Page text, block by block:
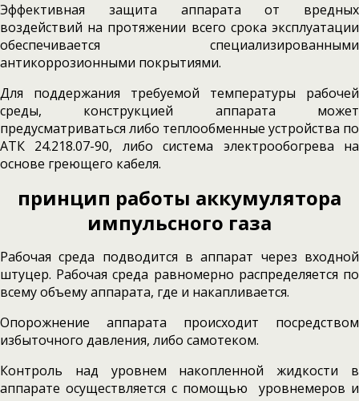
Эффективная защита аппарата от вредных
воздействий на протяжении всего срока эксплуатации
обеспечивается специализированными
антикоррозионными покрытиями.
Для поддержания требуемой температуры рабочей
среды, конструкцией аппарата может
предусматриваться либо теплообменные устройства по
АТК 24.218.07-90, либо система электрообогрева на
основе греющего кабеля.
принцип работы аккумулятора
импульсного газа
Рабочая среда подводится в аппарат через входной
штуцер. Рабочая среда равномерно распределяется по
всему объему аппарата, где и накапливается.
Опорожнение аппарата происходит посредством
избыточного давления, либо самотеком.
Контроль над уровнем накопленной жидкости в
аппарате осуществляется с помощью уровнемеров и